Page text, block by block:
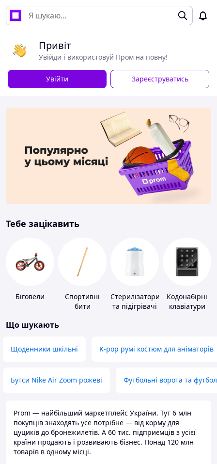
Привіт
Увійди і використовуй Пром на повну!
Увійти Зареєструватись
Тебе зацікавить
Біговели
Спортивні
бити
Стерилізатори
та підігрівачі
Кодонабірні
клавіатури
Що шукають
Щоденники шкільні K-pop румі костюм для аніматорів
Бутси Nike Air Zoom рожеві Футбольні ворота та
Prom — найбільший маркетплейс України. Тут 6 млн
покупців знаходять усе потрібне — від корму для
цуциків до бронежилетів. А 60 тис. підприємців з усієї
країни продають і розвивають бізнес. Понад 120 млн
товарів в одному місці.